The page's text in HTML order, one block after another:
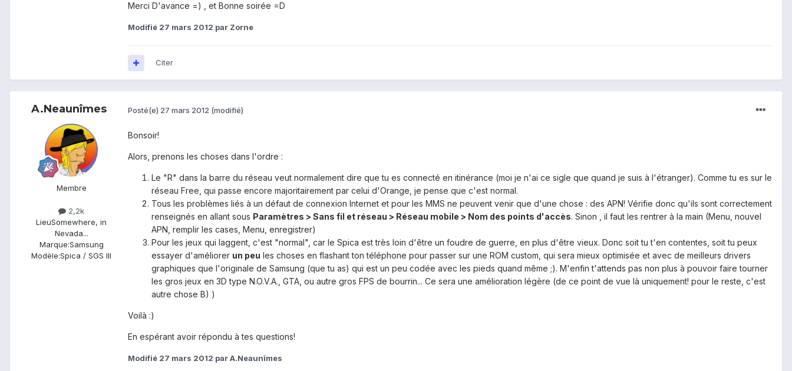
Merci D'avance =) , et Bonne soirée =D
Modifié 27 mars 2012 par Zorne
Citer
A.Neaunîmes
Membre
2,2k
LieuSomewhere, in
Nevada...
Marque:Samsung
Modèle:Spica / SGS III
Posté(e) 27 mars 2012 (modifié)
Bonsoir!
Alors, prenons les choses dans l'ordre :
Le "R" dans la barre du réseau veut normalement dire que tu es connecté en itinérance (moi je n'ai ce sigle que quand je suis à l'étranger). Comme tu es sur le
réseau Free, qui passe encore majoritairement par celui d'Orange, je pense que c'est normal.
Tous les problèmes liés à un défaut de connexion Internet et pour les MMS ne peuvent venir que d'une chose : des APN! Vérifie donc qu'ils sont correctement
renseignés en allant sous Paramètres > Sans fil et réseau > Réseau mobile > Nom des points d'accès. Sinon , il faut les rentrer à la main (Menu, nouvel
APN, remplir les cases, Menu, enregistrer)
Pour les jeux qui laggent, c'est "normal", car le Spica est très loin d'être un foudre de guerre, en plus d'être vieux. Donc soit tu t'en contentes, soit tu peux
essayer d'améliorer un peu les choses en flashant ton téléphone pour passer sur une ROM custom, qui sera mieux optimisée et avec de meilleurs drivers
graphiques que l'originale de Samsung (que tu as) qui est un peu codée avec les pieds quand même ;). M'enfin t'attends pas non plus à pouvoir faire tourner
les gros jeux en 3D type N.O.V.A., GTA, ou autre gros FPS de bourrin... Ce sera une amélioration légère (de ce point de vue là uniquement! pour le reste, c'est
autre chose B) )
Voilà :)
En espérant avoir répondu à tes questions!
Modifié 27 mars 2012 par A.Neaunîmes